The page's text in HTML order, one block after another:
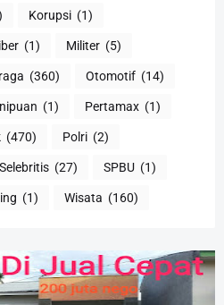
Korupsi (1)
(1) Militer (5)
(360) Otomotif (14)
(1) Pertamax (1)
(470) Polri (2)
Selebritis (27) SPBU (1)
(1) Wisata (160)